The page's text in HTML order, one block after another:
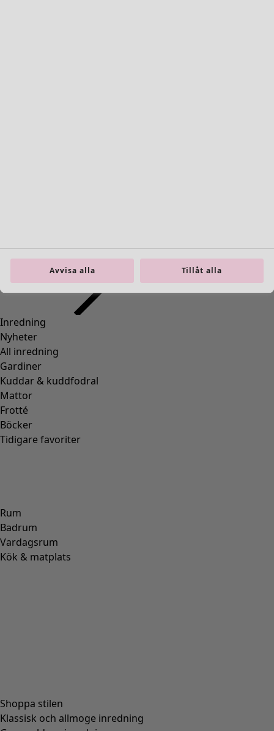
Inredning
Nyheter
All inredning
Gardiner
Kuddar & kuddfodral
Mattor
Frotté
Böcker
Tidigare favoriter
Rum
Badrum
Vardagsrum
Kök & matplats
Shoppa stilen
Klassisk och allmoge inredning
Avvisa alla Tillåt alla